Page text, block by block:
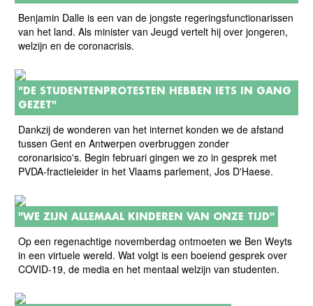
Benjamin Dalle is een van de jongste regeringsfunctionarissen
van het land. Als minister van Jeugd vertelt hij over jongeren,
welzijn en de coronacrisis.
"DE STUDENTENPROTESTEN HEBBEN IETS IN GANG
GEZET"
Dankzij de wonderen van het internet konden we de afstand
tussen Gent en Antwerpen overbruggen zonder
coronarisico's. Begin februari gingen we zo in gesprek met
PVDA-fractieleider in het Vlaams parlement, Jos D'Haese.
"WE ZIJN ALLEMAAL KINDEREN VAN ONZE TIJD"
Op een regenachtige novemberdag ontmoeten we Ben Weyts
in een virtuele wereld. Wat volgt is een boeiend gesprek over
COVID-19, de media en het mentaal welzijn van studenten.